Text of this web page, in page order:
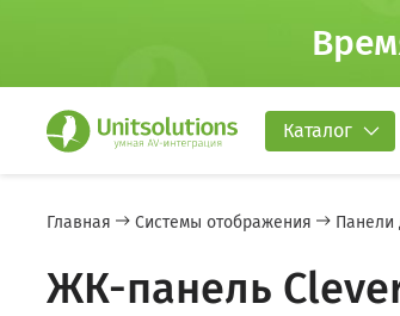
Каталог
Главная Системы отображения Панели
ЖК-панель